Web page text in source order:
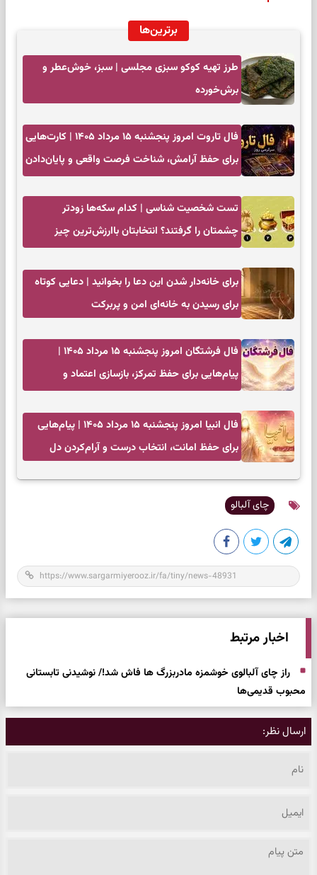
برترین‌ها
طرز تهیه کوکو سبزی مجلسی | سبز، خوش‌عطر و
برش‌خورده
فال تاروت امروز پنجشنبه ۱۵ مرداد ۱۴۰۵ | کارت‌هایی
برای حفظ آرامش، شناخت فرصت واقعی و پایان‌دادن
تست شخصیت شناسی | کدام سکه‌ها زودتر
چشمتان را گرفتند؟ انتخابتان باارزش‌ترین چیز
برای خانه‌دار شدن این دعا را بخوانید | دعایی کوتاه
برای رسیدن به خانه‌ای امن و پربرکت
فال فرشتگان امروز پنجشنبه ۱۵ مرداد ۱۴۰۵ |
پیام‌هایی برای حفظ تمرکز، بازسازی اعتماد و
فال انبیا امروز پنجشنبه ۱۵ مرداد ۱۴۰۵ | پیام‌هایی
برای حفظ امانت، انتخاب درست و آرام‌کردن دل
چای آلبالو
اخبار مرتبط
راز چای آلبالوی خوشمزه مادربزرگ ها فاش شد!/ نوشیدنی تابستانی
محبوب قدیمی‌ها
ارسال نظر: